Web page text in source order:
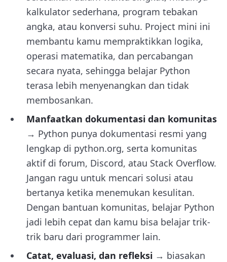
kalkulator sederhana, program tebakan
angka, atau konversi suhu. Project mini ini
membantu kamu mempraktikkan logika,
operasi matematika, dan percabangan
secara nyata, sehingga belajar Python
terasa lebih menyenangkan dan tidak
membosankan.
Manfaatkan dokumentasi dan komunitas
→ Python punya dokumentasi resmi yang
lengkap di python.org, serta komunitas
aktif di forum, Discord, atau Stack Overflow.
Jangan ragu untuk mencari solusi atau
bertanya ketika menemukan kesulitan.
Dengan bantuan komunitas, belajar Python
jadi lebih cepat dan kamu bisa belajar trik-
trik baru dari programmer lain.
Catat, evaluasi, dan refleksi → biasakan